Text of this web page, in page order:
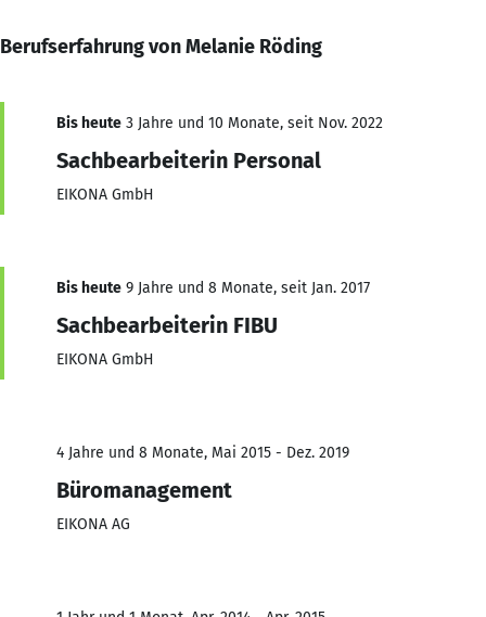
Berufserfahrung von Melanie Röding
Bis heute 3 Jahre und 10 Monate, seit Nov. 2022
Sachbearbeiterin Personal
EIKONA GmbH
Bis heute 9 Jahre und 8 Monate, seit Jan. 2017
Sachbearbeiterin FIBU
EIKONA GmbH
4 Jahre und 8 Monate, Mai 2015 - Dez. 2019
Büromanagement
EIKONA AG